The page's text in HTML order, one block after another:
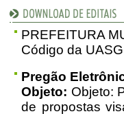
PREFEITURA
Código da
Pregão
Objeto: Objeto:
de propostas